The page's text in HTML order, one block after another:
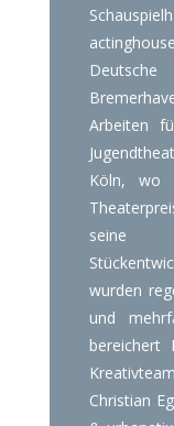
Arbeiten
Köln, wo
seine
wurden
und
bereichert
Christian